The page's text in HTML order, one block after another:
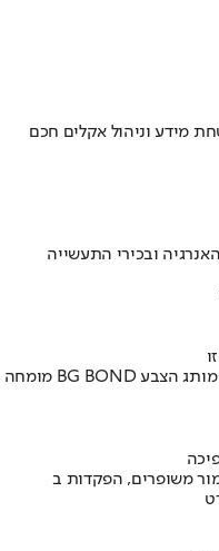
מידע וניהול אקלים חכם
ובכירי התעשייה